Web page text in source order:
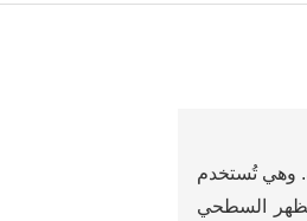
وهي تُستخدم
السطحي